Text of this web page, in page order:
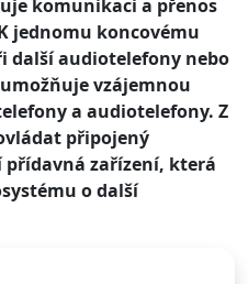
komunikaci a přenos
jednomu koncovému
další audiotelefony nebo
vzájemnou
a audiotelefony. Z
připojený
zařízení, která
o další